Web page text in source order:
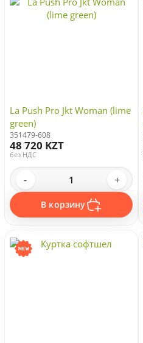
La Push Pro Jkt Woman (lime
green)
351479-608
48 720 KZT
без НДС
- +
В корзину